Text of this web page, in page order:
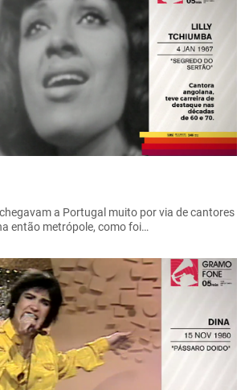
a Portugal muito por via de cantores
então metrópole, como foi…